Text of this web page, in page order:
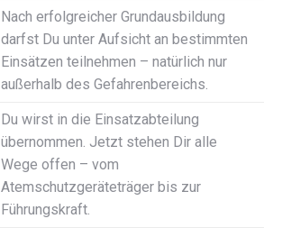
Nach erfolgreicher Grundausbildung
darfst Du unter Aufsicht an bestimmten
Einsätzen teilnehmen – natürlich nur
außerhalb des Gefahrenbereichs.
Du wirst in die Einsatzabteilung
übernommen. Jetzt stehen Dir alle
Wege offen – vom
Atemschutzgeräteträger bis zur
Führungskraft.